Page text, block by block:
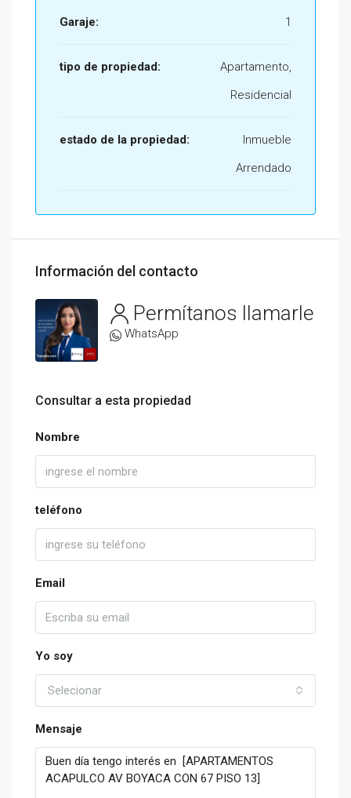
Garaje: 1
tipo de propiedad:
Apartamento,
Residencial
estado de la propiedad:
Inmueble
Arrendado
Información del contacto
Permítanos llamarle
WhatsApp
Consultar a esta propiedad
Nombre
teléfono
Email
Yo soy
Selecionar
Mensaje